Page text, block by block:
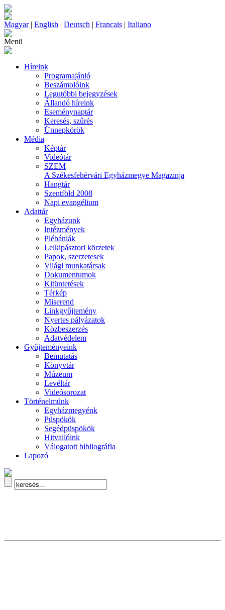
Magyar| English | Deutsch | Francais | Italiano
Menü
Híreink
Programajánló
Beszámolóink
Legutóbbi bejegyzések
Állandó híreink
Eseménynaptár
Keresés, szűrés
Ünnepkörök
Média
Képtár
Videótár
SZEM
A Székesfehérvári Egyházmegye Magazinja
Hangtár
Szentföld 2008
Napi evangélium
Adattár
Egyházunk
Intézmények
Plébániák
Lelkipásztori körzetek
Papok, szerzetesek
Világi munkatársak
Dokumentumok
Kitüntetések
Térkép
Miserend
Linkgyűjtemény
Nyertes pályázatok
Közbeszerzés
Adatvédelem
Gyűjteményeink
Bemutatás
Könyvtár
Múzeum
Levéltár
Videósorozat
Történelmünk
Egyházmegyénk
Püspökök
Segédpüspökök
Hitvallóink
Válogatott bibliográfia
Lapozó